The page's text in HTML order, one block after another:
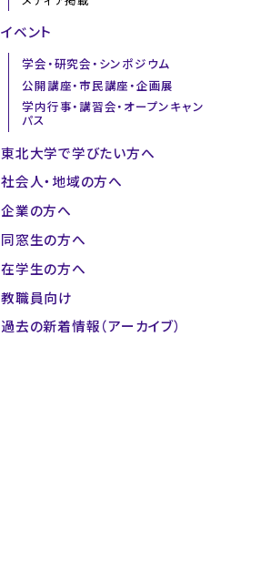
イベント
学会・研究会・シンポジウム
公開講座・市民講座・企画展
学内行事・講習会・オープンキャン
パス
東北大学で学びたい方へ
社会人・地域の方へ
企業の方へ
同窓生の方へ
在学生の方へ
教職員向け
過去の新着情報（アーカイブ）